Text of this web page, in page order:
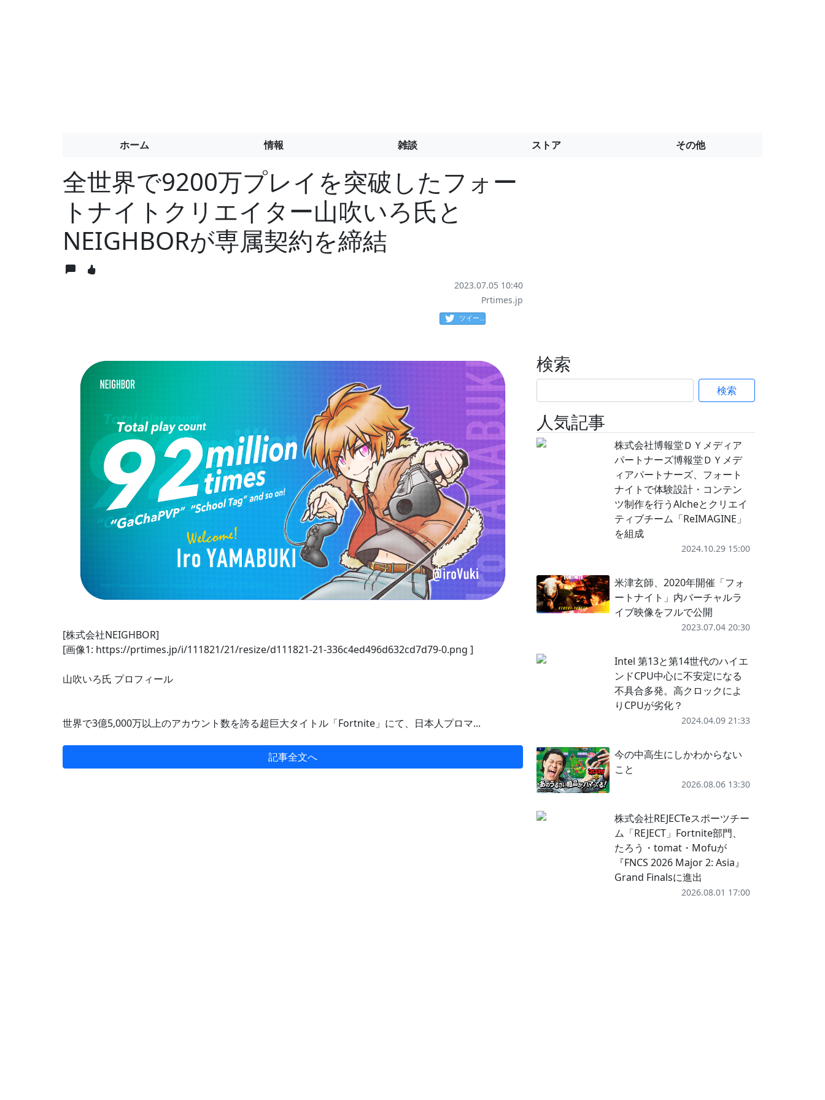
ホーム 情報 雑談 ストア その他
全世界で9200万プレイを突破したフォー
トナイトクリエイター山吹いろ氏と
NEIGHBORが専属契約を締結
2023.07.05 10:40
Prtimes.jp
ツイート
[株式会社NEIGHBOR]
[画像1: https://prtimes.jp/i/111821/21/resize/d111821-21-336c4ed496d632cd7d79-0.png ]
山吹いろ氏 プロフィール
世界で3億5,000万以上のアカウント数を誇る超巨大タイトル「Fortnite」にて、日本人プロマ...
記事全文へ
検索
検索
人気記事
株式会社博報堂ＤＹメディア
パートナーズ博報堂ＤＹメデ
ィアパートナーズ、フォート
ナイトで体験設計・コンテン
ツ制作を行うAlcheとクリエイ
ティブチーム「ReIMAGINE」
を組成
2024.10.29 15:00
米津玄師、2020年開催「フォ
ートナイト」内バーチャルラ
イブ映像をフルで公開
2023.07.04 20:30
Intel 第13と第14世代のハイエ
ンドCPU中心に不安定になる
不具合多発。高クロックによ
りCPUが劣化？
2024.04.09 21:33
今の中高生にしかわからない
こと
2026.08.06 13:30
株式会社REJECTeスポーツチー
ム「REJECT」Fortnite部門、
たろう・tomat・Mofuが
『FNCS 2026 Major 2: Asia』
Grand Finalsに進出
2026.08.01 17:00